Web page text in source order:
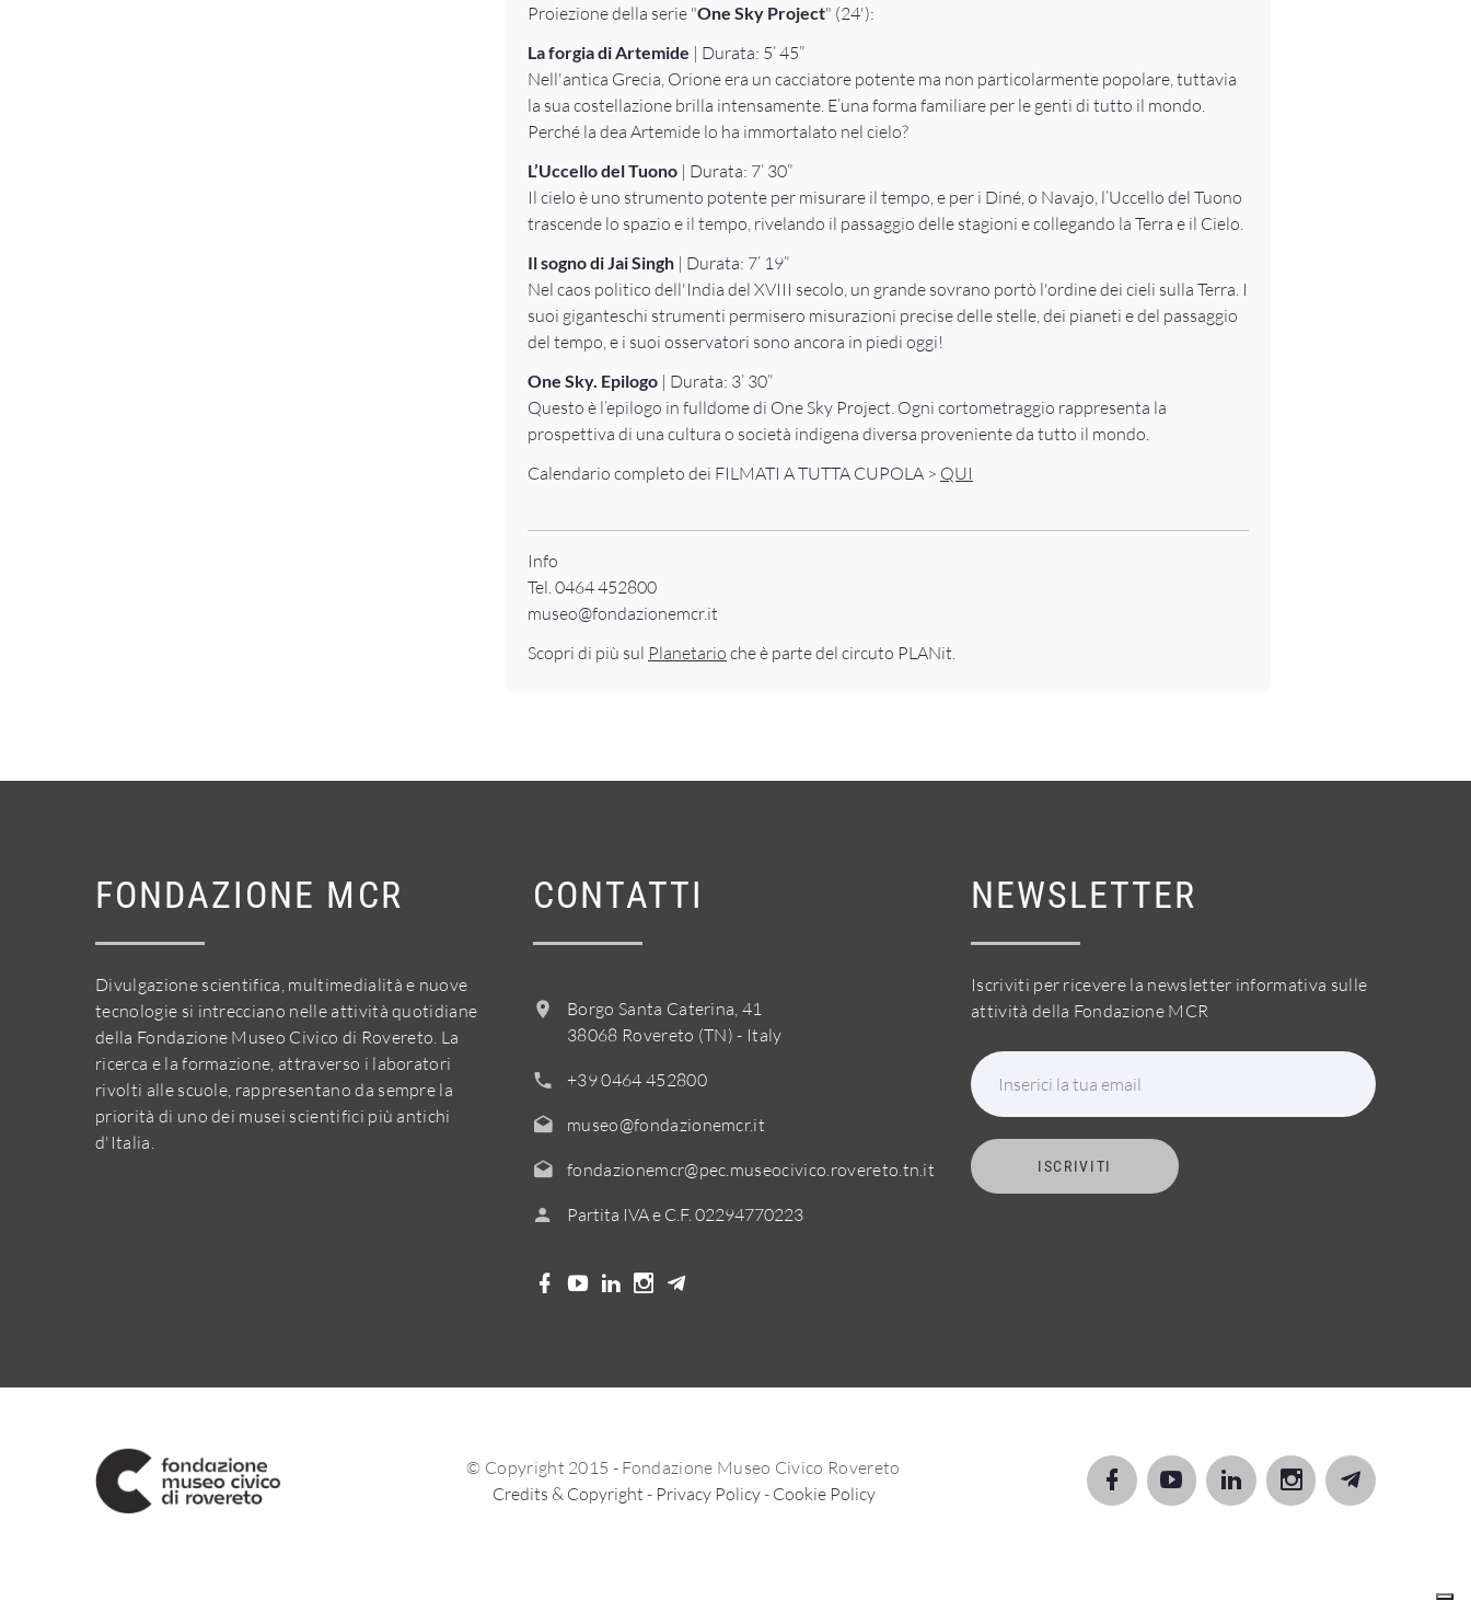
Proiezione della serie "One Sky Project" (24'):
La forgia di Artemide | Durata: 5’ 45”
Nell'antica Grecia, Orione era un cacciatore potente ma non particolarmente popolare, tuttavia
la sua costellazione brilla intensamente. E’una forma familiare per le genti di tutto il mondo.
Perché la dea Artemide lo ha immortalato nel cielo?
L’Uccello del Tuono | Durata: 7’ 30”
Il cielo è uno strumento potente per misurare il tempo, e per i Diné, o Navajo, l’Uccello del Tuono
trascende lo spazio e il tempo, rivelando il passaggio delle stagioni e collegando la Terra e il Cielo.
Il sogno di Jai Singh | Durata: 7’ 19”
Nel caos politico dell'India del XVIII secolo, un grande sovrano portò l'ordine dei cieli sulla Terra. I
suoi giganteschi strumenti permisero misurazioni precise delle stelle, dei pianeti e del passaggio
del tempo, e i suoi osservatori sono ancora in piedi oggi!
One Sky. Epilogo | Durata: 3’ 30”
Questo è l’epilogo in fulldome di One Sky Project. Ogni cortometraggio rappresenta la
prospettiva di una cultura o società indigena diversa proveniente da tutto il mondo.
Calendario completo dei FILMATI A TUTTA CUPOLA > QUI
Info
Tel. 0464 452800
museo@fondazionemcr.it
Scopri di più sul Planetario che è parte del circuto PLANit.
FONDAZIONE MCR
Divulgazione scientifica, multimedialità e nuove
tecnologie si intrecciano nelle attività quotidiane
della Fondazione Museo Civico di Rovereto. La
ricerca e la formazione, attraverso i laboratori
rivolti alle scuole, rappresentano da sempre la
priorità di uno dei musei scientifici più antichi
d'Italia.
CONTATTI
Borgo Santa Caterina, 41
38068 Rovereto (TN) - Italy
+39 0464 452800
museo@fondazionemcr.it
fondazionemcr@pec.museocivico.rovereto.tn.it
Partita IVA e C.F. 02294770223
NEWSLETTER
Iscriviti per ricevere la newsletter informativa sulle
attività della Fondazione MCR
Inserici la tua email
ISCRIVITI
© Copyright 2015 - Fondazione Museo Civico Rovereto
Credits & Copyright - Privacy Policy- Cookie Policy